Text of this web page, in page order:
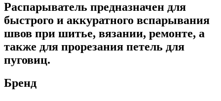
Распарыватель предназначен для
быстрого и аккуратного вспарывания
швов при шитье, вязании, ремонте, а
также для прорезания петель для
пуговиц.
Бренд